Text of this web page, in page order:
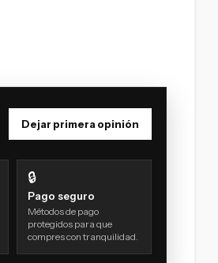
Dejar primera opinión
🔒
Pago seguro
Métodos de pago
protegidos para que
compres con tranquilidad.